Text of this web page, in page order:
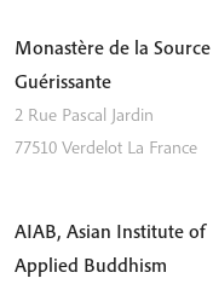
Monastère de la Source
Guérissante
2 Rue Pascal Jardin
77510 Verdelot La France
AIAB, Asian Institute of
Applied Buddhism